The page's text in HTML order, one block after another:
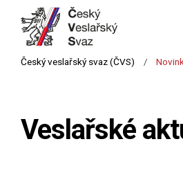
Veslařské